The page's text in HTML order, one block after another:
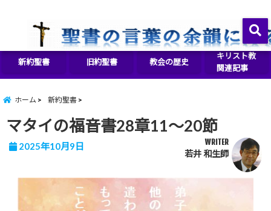
新約聖書 旧約聖書 教会の歴史
キリスト教
関連記事
ホーム 新約聖書
マタイの福音書28章11～20節
2025年10月9日 WRITER
若井 和生師